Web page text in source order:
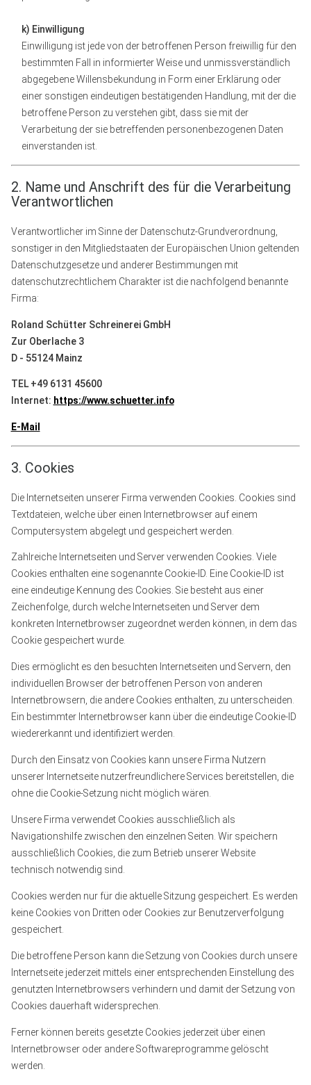
k) Einwilligung
Einwilligung ist jede von der betroffenen Person freiwillig für den
bestimmten Fall in informierter Weise und unmissverständlich
abgegebene Willensbekundung in Form einer Erklärung oder
einer sonstigen eindeutigen bestätigenden Handlung, mit der die
betroffene Person zu verstehen gibt, dass sie mit der
Verarbeitung der sie betreffenden personenbezogenen Daten
einverstanden ist.
2. Name und Anschrift des für die Verarbeitung
Verantwortlichen
Verantwortlicher im Sinne der Datenschutz-Grundverordnung,
sonstiger in den Mitgliedstaaten der Europäischen Union geltenden
Datenschutzgesetze und anderer Bestimmungen mit
datenschutzrechtlichem Charakter ist die nachfolgend benannte
Firma:
Roland Schütter Schreinerei GmbH
Zur Oberlache 3
D - 55124 Mainz
TEL +49 6131 45600
Internet: https://www.schuetter.info
E-Mail
3. Cookies
Die Internetseiten unserer Firma verwenden Cookies. Cookies sind
Textdateien, welche über einen Internetbrowser auf einem
Computersystem abgelegt und gespeichert werden.
Zahlreiche Internetseiten und Server verwenden Cookies. Viele
Cookies enthalten eine sogenannte Cookie-ID. Eine Cookie-ID ist
eine eindeutige Kennung des Cookies. Sie besteht aus einer
Zeichenfolge, durch welche Internetseiten und Server dem
konkreten Internetbrowser zugeordnet werden können, in dem das
Cookie gespeichert wurde.
Dies ermöglicht es den besuchten Internetseiten und Servern, den
individuellen Browser der betroffenen Person von anderen
Internetbrowsern, die andere Cookies enthalten, zu unterscheiden.
Ein bestimmter Internetbrowser kann über die eindeutige Cookie-ID
wiedererkannt und identifiziert werden.
Durch den Einsatz von Cookies kann unsere Firma Nutzern
unserer Internetseite nutzerfreundlichere Services bereitstellen, die
ohne die Cookie-Setzung nicht möglich wären.
Unsere Firma verwendet Cookies ausschließlich als
Navigationshilfe zwischen den einzelnen Seiten. Wir speichern
ausschließlich Cookies, die zum Betrieb unserer Website
technisch notwendig sind.
Cookies werden nur für die aktuelle Sitzung gespeichert. Es werden
keine Cookies von Dritten oder Cookies zur Benutzerverfolgung
gespeichert.
Die betroffene Person kann die Setzung von Cookies durch unsere
Internetseite jederzeit mittels einer entsprechenden Einstellung des
genutzten Internetbrowsers verhindern und damit der Setzung von
Cookies dauerhaft widersprechen.
Ferner können bereits gesetzte Cookies jederzeit über einen
Internetbrowser oder andere Softwareprogramme gelöscht
werden.